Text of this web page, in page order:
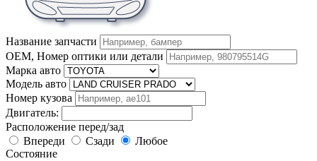
Название запчасти
OEM, Номер оптики или детали
Марка авто
Модель авто
Номер кузова
Двигатель:
Расположение перед/зад
Впереди
Сзади
Любое
Состояние